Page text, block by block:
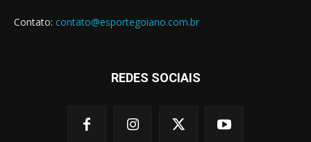
Contato: contato@esportegoiano.com.br
REDES SOCIAIS